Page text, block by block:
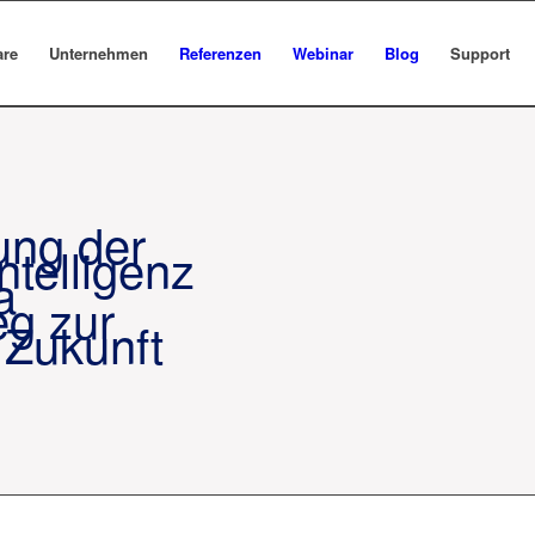
Unternehmen Referenzen Webinar Blog Support
der
zur